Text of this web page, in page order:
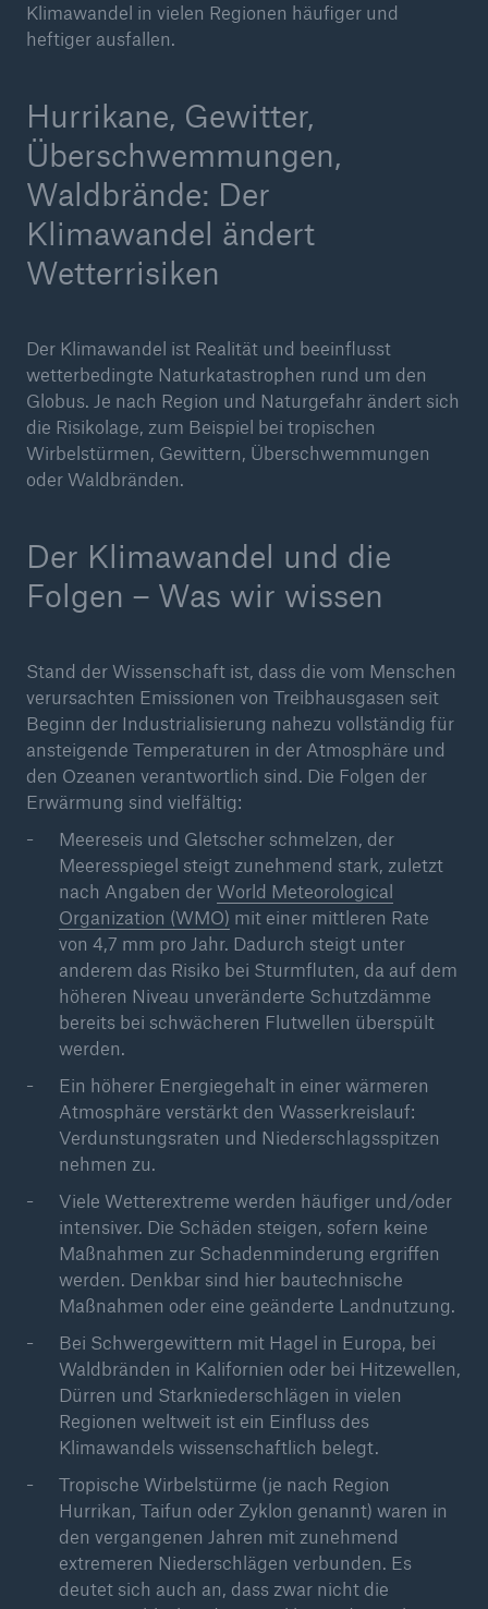
Klimawandel in vielen Regionen häufiger und
heftiger ausfallen.
Hurrikane, Gewitter,
Überschwemmungen,
Waldbrände: Der
Klimawandel ändert
Wetterrisiken
Der Klimawandel ist Realität und beeinflusst
wetterbedingte Naturkatastrophen rund um den
Globus. Je nach Region und Naturgefahr ändert sich
die Risikolage, zum Beispiel bei tropischen
Wirbelstürmen, Gewittern, Überschwemmungen
oder Waldbränden.
Der Klimawandel und die
Folgen – Was wir wissen
Stand der Wissenschaft ist, dass die vom Menschen
verursachten Emissionen von Treibhausgasen seit
Beginn der Industrialisierung nahezu vollständig für
ansteigende Temperaturen in der Atmosphäre und
den Ozeanen verantwortlich sind. Die Folgen der
Erwärmung sind vielfältig:
Meereseis und Gletscher schmelzen, der
Meeresspiegel steigt zunehmend stark, zuletzt
nach Angaben derWorld Meteorological
Organization (WMO) mit einer mittleren Rate
von 4,7 mm pro Jahr. Dadurch steigt unter
anderem das Risiko bei Sturmfluten, da auf dem
höheren Niveau unveränderte Schutzdämme
bereits bei schwächeren Flutwellen überspült
werden.
Ein höherer Energiegehalt in einer wärmeren
Atmosphäre verstärkt den Wasserkreislauf:
Verdunstungsraten und Niederschlagsspitzen
nehmen zu.
Viele Wetterextreme werden häufiger und/oder
intensiver. Die Schäden steigen, sofern keine
Maßnahmen zur Schadenminderung ergriffen
werden. Denkbar sind hier bautechnische
Maßnahmen oder eine geänderte Landnutzung.
Bei Schwergewittern mit Hagel in Europa, bei
Waldbränden in Kalifornien oder bei Hitzewellen,
Dürren und Starkniederschlägen in vielen
Regionen weltweit ist ein Einfluss des
Klimawandels wissenschaftlich belegt.
Tropische Wirbelstürme (je nach Region
Hurrikan, Taifun oder Zyklon genannt) waren in
den vergangenen Jahren mit zunehmend
extremeren Niederschlägen verbunden. Es
deutet sich auch an, dass zwar nicht die
Lösungen
Fakten
CLARA reduziert die Wartezeit bis zur
50 %
Cyber
Geschätzte globale wirtschaftliche Kosten der
Internetkriminalität
600 bn
US Dollar im Jahr 2018
Rückversicherung Leben/Gesundheit
MIRA Digital Suite